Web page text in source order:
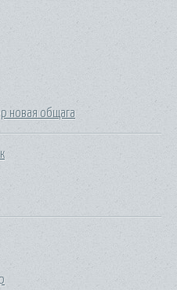
новая общага